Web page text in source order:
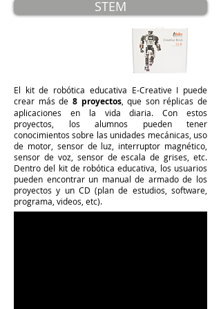
STEM
El kit de robótica educativa E-Creative I puede
crear más de 8 proyectos, que son réplicas de
aplicaciones en la vida diaria. Con estos
proyectos, los alumnos pueden tener
conocimientos sobre las unidades mecánicas, uso
de motor, sensor de luz, interruptor magnético,
sensor de voz, sensor de escala de grises, etc.
Dentro del kit de robótica educativa, los usuarios
pueden encontrar un manual de armado de los
proyectos y un CD (plan de estudios, software,
programa, videos, etc).